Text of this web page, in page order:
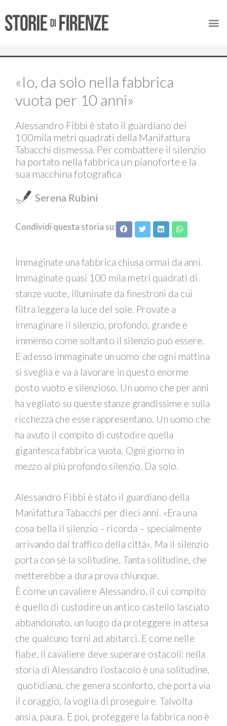
«Io, da solo nella fabbrica
vuota per 10 anni»
Alessandro Fibbi è stato il guardiano dei
100mila metri quadrati della Manifattura
Tabacchi dismessa. Per combattere il silenzio
ha portato nella fabbrica un pianoforte e la
sua macchina fotografica
Serena Rubini
Condividi questa storia su:
Immaginate una fabbrica chiusa ormai da anni.
Immaginate quasi 100 mila metri quadrati di
stanze vuote, illuminate da finestroni da cui
filtra leggera la luce del sole. Provate a
immaginare il silenzio, profondo, grande e
immenso come soltanto il silenzio può essere.
E adesso immaginate un uomo che ogni mattina
si sveglia e va a lavorare in questo enorme
posto vuoto e silenzioso. Un uomo che per anni
ha vegliato su queste stanze grandissime e sulla
ricchezza che esse rappresentano. Un uomo che
ha avuto il compito di custodire quella
gigantesca fabbrica vuota. Ogni giorno in
mezzo al più profondo silenzio. Da solo.
Alessandro Fibbi è stato il guardiano della
Manifattura Tabacchi per dieci anni. «Era una
cosa bella il silenzio – ricorda – specialmente
arrivando dal traffico della città». Ma il silenzio
porta con sé la solitudine. Tanta solitudine, che
metterebbe a dura prova chiunque.
È come un cavaliere Alessandro, il cui compito
è quello di custodire un antico castello lasciato
abbandonato, un luogo da proteggere in attesa
che qualcuno torni ad abitarci. E come nelle
fiabe, il cavaliere deve superare ostacoli: nella
storia di Alessandro l’ostacolo è una solitudine,
quotidiana, che genera sconforto, che porta via
il coraggio, la voglia di proseguire. Talvolta
ansia, paura. E poi, proteggere la fabbrica non è